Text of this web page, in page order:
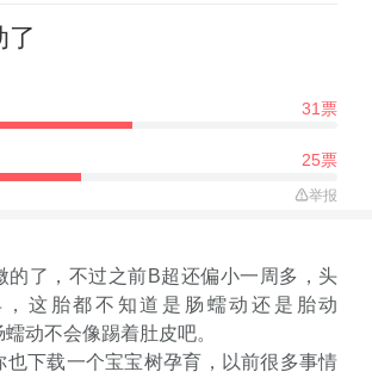
了
31票
25票
举报
的了，不过之前B超还偏小一周多，头
，这胎都不知道是肠蠕动还是胎动
动不会像踢着肚皮吧。
也下载一个宝宝树孕育，以前很多事情